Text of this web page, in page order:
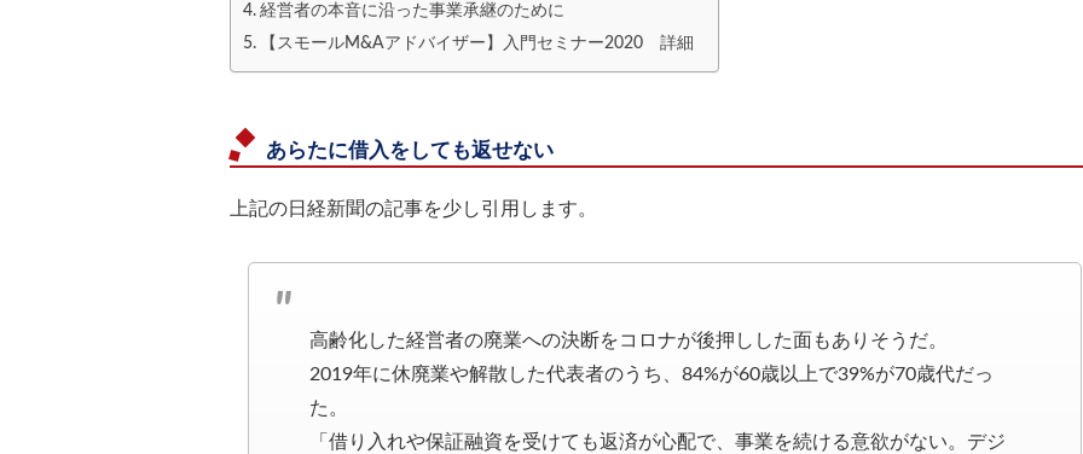
経営者の本音に沿った事業承継のために
【スモールM&Aアドバイザー】入門セミナー2020 詳細
あらたに借入をしても返せない
上記の日経新聞の記事を少し引用します。
高齢化した経営者の廃業への決断をコロナが後押しした面もありそうだ。
2019年に休廃業や解散した代表者のうち、84%が60歳以上で39%が70歳代だっ
た。
「借り入れや保証融資を受けても返済が心配で、事業を続ける意欲がない。デジ